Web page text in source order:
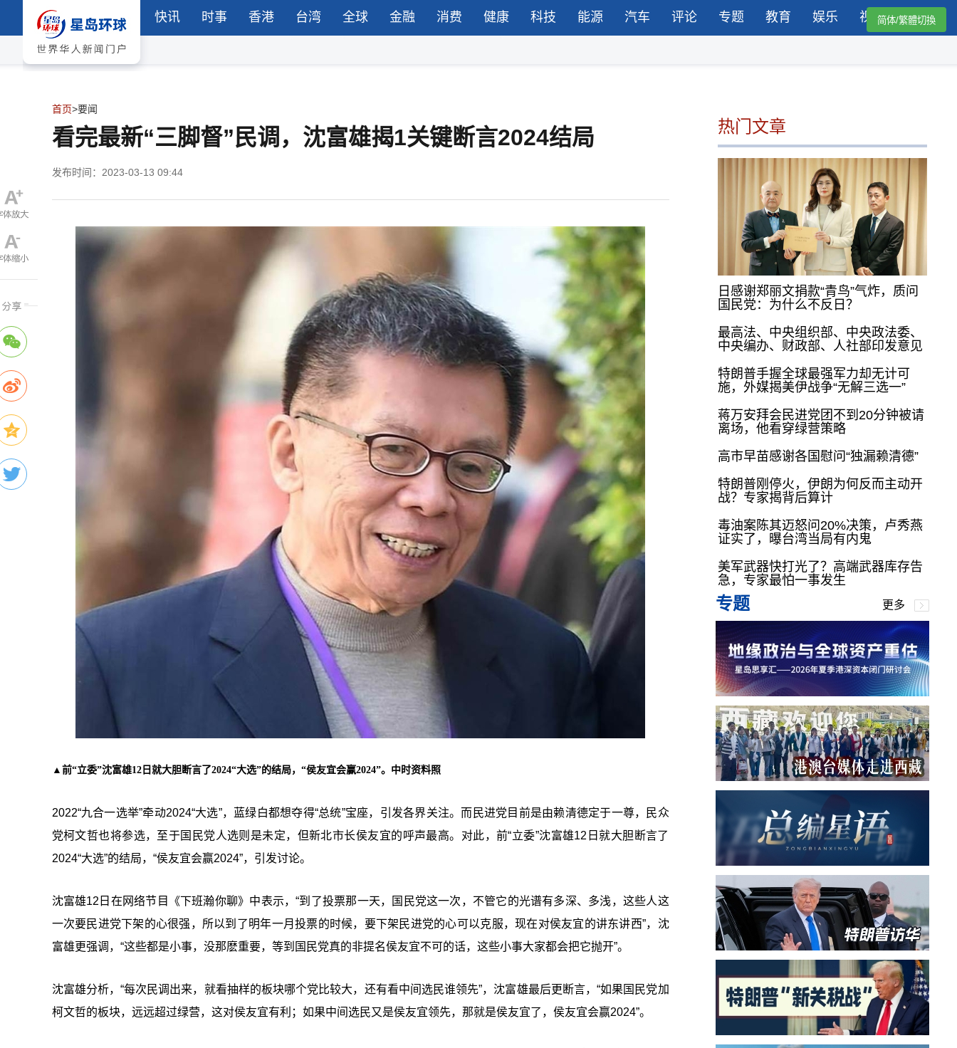
快讯 时事 香港 台湾 全球 金融 消费 健康 科技 能源 汽车 评论 专题 教育 娱乐 视频简体/繁體切換
首页>要闻
看完最新“三脚督”民调，沈富雄揭1关键断言2024结局
发布时间：2023-03-13 09:44
▲前“立委”沈富雄12日就大胆断言了2024“大选”的结局，“侯友宜会赢2024”。中时资料照
2022“九合一选举”牵动2024“大选”，蓝绿白都想夺得“总统”宝座，引发各界关注。而民进党目前是由赖清德定于一尊，民众
党柯文哲也将参选，至于国民党人选则是未定，但新北市长侯友宜的呼声最高。对此，前“立委”沈富雄12日就大胆断言了
2024“大选”的结局，“侯友宜会赢2024”，引发讨论。
沈富雄12日在网络节目《下班瀚你聊》中表示，“到了投票那一天，国民党这一次，不管它的光谱有多深、多浅，这些人这
一次要民进党下架的心很强，所以到了明年一月投票的时候，要下架民进党的心可以克服，现在对侯友宜的讲东讲西”，沈
富雄更强调，“这些都是小事，没那麽重要，等到国民党真的非提名侯友宜不可的话，这些小事大家都会把它抛开”。
沈富雄分析，“每次民调出来，就看抽样的板块哪个党比较大，还有看中间选民谁领先”，沈富雄最后更断言，“如果国民党加
柯文哲的板块，远远超过绿营，这对侯友宜有利；如果中间选民又是侯友宜领先，那就是侯友宜了，侯友宜会赢2024”。
热门文章
日感谢郑丽文捐款“青鸟”气炸，质问
国民党：为什么不反日？
最高法、中央组织部、中央政法委、
中央编办、财政部、人社部印发意见
特朗普手握全球最强军力却无计可
施，外媒揭美伊战争“无解三选一”
蒋万安拜会民进党团不到20分钟被请
离场，他看穿绿营策略
高市早苗感谢各国慰问“独漏赖清德”
特朗普刚停火，伊朗为何反而主动开
战？专家揭背后算计
毒油案陈其迈怒问20%决策，卢秀燕
证实了，曝台湾当局有内鬼
美军武器快打光了？高端武器库存告
急，专家最怕一事发生
专题 更多